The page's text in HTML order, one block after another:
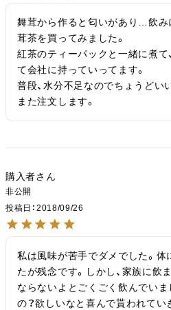
舞茸から作ると匂いがあり…飲み
茸茶を買ってみました。
紅茶のティーパックと一緒に煮て
て会社に持っていってます。
普段、水分不足なのでちょうどい
また注文します。
購入者
非公開
投稿日
2018/09/26
私は風味が苦手でダメでした。体
たが残念です。しかし、家族に飲
ならないよとごくごく飲んでい
の？欲しいなと喜んで貰われてい